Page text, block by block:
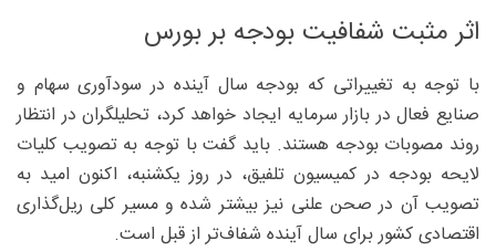
اثر مثبت شفافیت بودجه بر بورس
با توجه به تغییراتی که بودجه سال آینده در سودآوری سهام و
صنایع فعال در بازار سرمایه ایجاد خواهد کرد، تحلیلگران در انتظار
روند مصوبات بودجه هستند. باید گفت با توجه به تصویب کلیات
لایحه بودجه در کمیسیون تلفیق، در روز یکشنبه، اکنون امید به
تصویب آن در صحن علنی نیز بیشتر شده و مسیر کلی ریل‌گذاری
اقتصادی کشور برای سال آینده شفاف‌تر از قبل است.